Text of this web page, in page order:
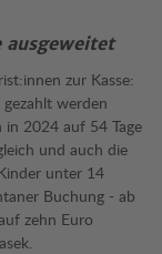
zur Kasse:
werden
2024 auf 54 Tage
und auch die
unter 14
Buchung - ab
zehn Euro